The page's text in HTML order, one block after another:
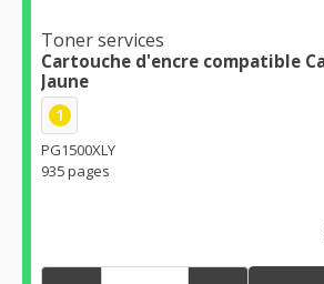
Toner services
Cartouche d'encre compatible
Jaune
1
PG1500XLY
935 pages